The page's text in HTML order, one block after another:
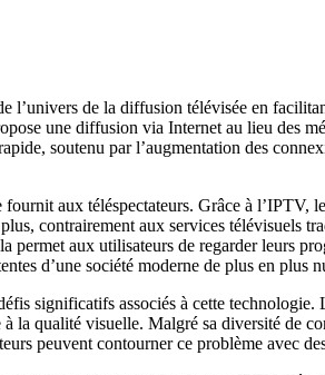
de la diffusion télévisée en
une diffusion via Internet au lieu des
soutenu par l’augmentation des
aux téléspectateurs. Grâce à l’IPTV,
contrairement aux services télévisuels
permet aux utilisateurs de regarder leurs
d’une société moderne de plus en plus
significatifs associés à cette
qualité visuelle. Malgré sa diversité de
peuvent contourner ce problème avec